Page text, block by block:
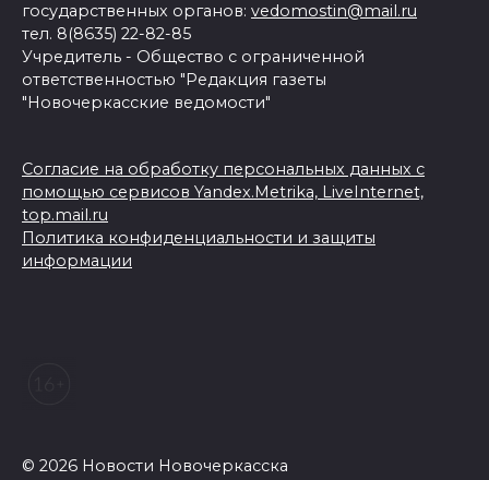
государственных органов: vedomostin@mail.ru
тел. 8(8635) 22-82-85
Учредитель - Общество с ограниченной
ответственностью "Редакция газеты
"Новочеркасские ведомости"
Согласие на обработку персональных данных с
помощью сервисов Yandex.Metrika, LiveInternet,
top.mail.ru
Политика конфиденциальности и защиты
информации
© 2026 Новости Новочеркасска